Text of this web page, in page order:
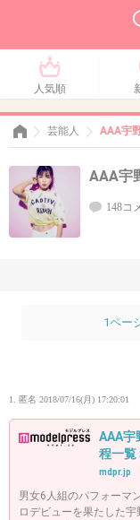
人気順
芸能人 AAA宇
AAA宇
148コ
1ペー
1. 匿名 2018/07/16(月) 17:20:01
AAA宇
程一覧
mdpr.jp
男女6人組のパフォーマ
ロデビューを果たした